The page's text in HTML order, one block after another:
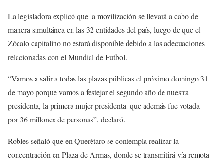
La legisladora explicó que la movilización se llevará a cabo de
manera simultánea en las 32 entidades del país, luego de que el
Zócalo capitalino no estará disponible debido a las adecuaciones
relacionadas con el Mundial de Futbol.
“Vamos a salir a todas las plazas públicas el próximo domingo 31
de mayo porque vamos a festejar el segundo año de nuestra
presidenta, la primera mujer presidenta, que además fue votada
por 36 millones de personas”, declaró.
Robles señaló que en Querétaro se contempla realizar la
concentración en Plaza de Armas, donde se transmitirá vía remota